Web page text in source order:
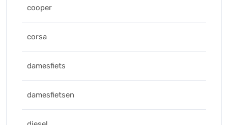
cooper
corsa
damesfiets
damesfietsen